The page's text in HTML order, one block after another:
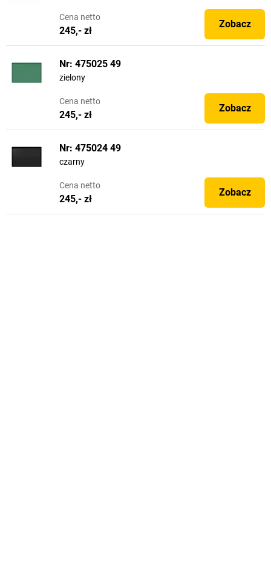
Cena netto
245,- zł
Zobacz
Nr: 475025 49
zielony
Cena netto
245,- zł
Zobacz
Nr: 475024 49
czarny
Cena netto
245,- zł
Zobacz